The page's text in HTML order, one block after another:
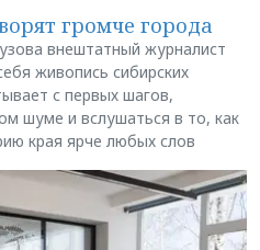
громче города
внештатный журналист
живопись сибирских
с первых шагов,
шуме и вслушаться в то, как
края ярче любых слов